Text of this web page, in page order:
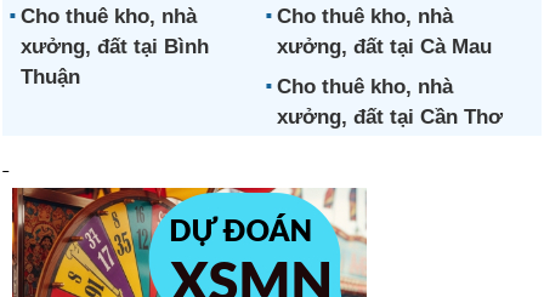
Cho thuê kho, nhà
xưởng, đất tại Bình
Thuận
Cho thuê kho, nhà
xưởng, đất tại Cà Mau
Cho thuê kho, nhà
xưởng, đất tại Cần Thơ